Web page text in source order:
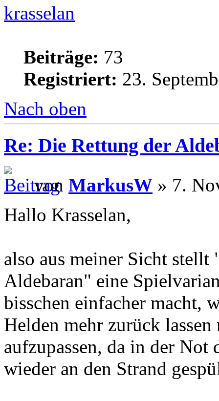
krasselan
Beiträge: 73
Registriert: 23.
Nach oben
Re: Die Rettung der
von MarkusW » 7.
Hallo Krasselan,
also aus meiner Sicht stellt
Aldebaran" eine
bisschen einfacher macht,
Helden mehr zurück
aufzupassen, da in der Not
wieder an den Strand